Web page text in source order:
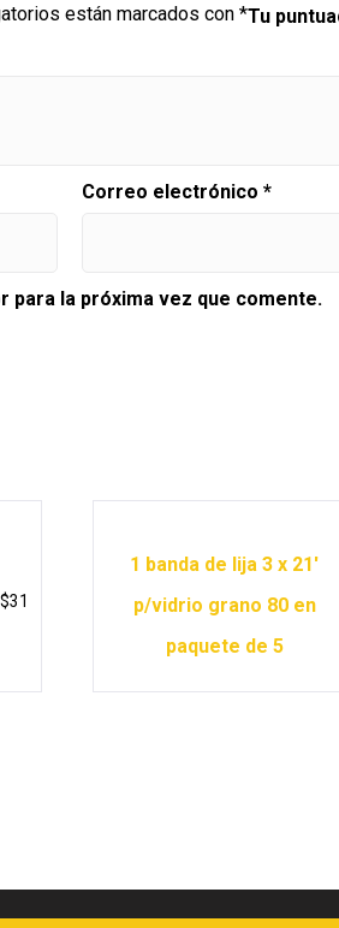
están marcados con *Tu
Correo electrónico *
para la próxima vez que comente.
$31
1 banda de lija 3 x 21′
p/vidrio grano 80 en
paquete de 5